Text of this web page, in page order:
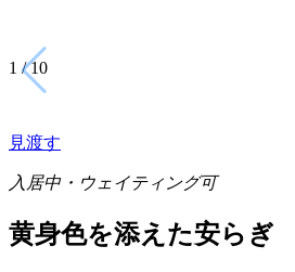
1 /10
見渡す
入居中・ウェイティング可
黄身色を添えた安らぎ